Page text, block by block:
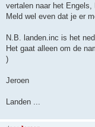
vertalen naar het Engels,
Meld wel even dat je er
N.B. landen.inc is het
Het gaat alleen om de
)
Jeroen
Landen ...